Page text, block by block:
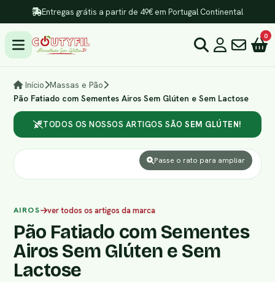
Entregas grátis a partir de 49€ em Portugal Continental
0
Início Massas e Pão
Pão Fatiado com Sementes Airos Sem Glúten e Sem Lactose
TODOS OS NOSSOS ARTIGOS SÃO SEM GLÚTEN!
Passe o rato para ampliar
AIROS ver todos os artigos da marca
Pão Fatiado com Sementes
Airos Sem Glúten e Sem
Lactose